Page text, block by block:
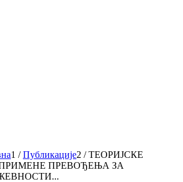
1 / Публикације2 / ТЕОРИЈСКЕ
ПРЕВОЂЕЊА ЗА